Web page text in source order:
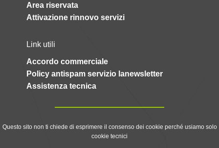
Area riservata
Attivazione rinnovo servizi
Link utili
Accordo commerciale
Policy antispam servizio lanewsletter
Assistenza tecnica
Questo sito non ti chiede di esprimere il consenso dei cookie perché usiamo solo
cookie tecnici